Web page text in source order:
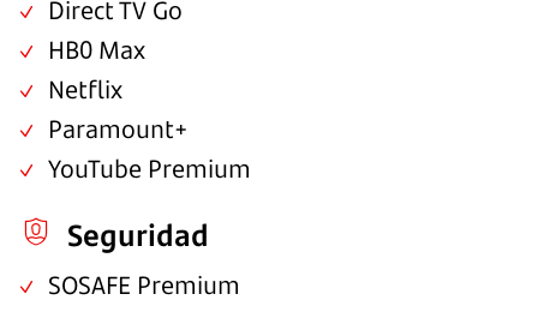
Direct TV Go
HB0 Max
Netflix
Paramount+
YouTube Premium
Seguridad
SOSAFE Premium